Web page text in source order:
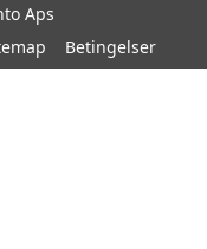
Aps
Betingelser